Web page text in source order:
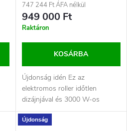
747 244 Ft ÁFA nélkül
949 000 Ft
Raktáron
KOSÁRBA
Újdonság idén Ez az
elektromos roller időtlen
dizájnjával és 3000 W-os
motorjával kápráztat el, amely
erős...
Újdonság